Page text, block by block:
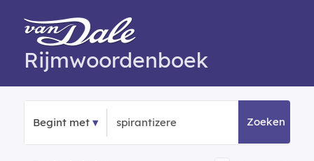
Rijmwoordenboek
Begint met Zoeken